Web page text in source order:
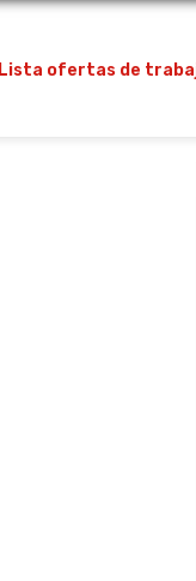
Lista ofertas de